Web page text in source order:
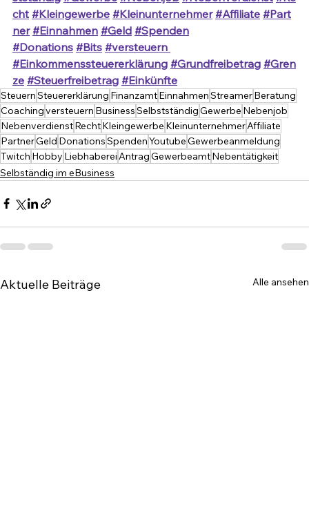
cht #Kleingewerbe #Kleinunternehmer #Affiliate #Part
ner #Einnahmen #Geld #Spenden
#Donations #Bits #versteuern
#Einkommenssteuererklärung #Grundfreibetrag #Gren
ze #Steuerfreibetrag #Einkünfte
SteuernSteuererklärung FinanzamtEinnahmenStreamerBeratung
Coachingversteuern BusinessSelbstständigGewerbe Nebenjob
NebenverdienstRechtKleingewerbe KleinunternehmerAffiliate
PartnerGeld DonationsSpendenYoutubeGewerbeanmeldung
Twitch Hobby LiebhabereiAntragGewerbeamtNebentätigkeit
Selbständig im eBusiness
Aktuelle Beiträge Alle ansehen